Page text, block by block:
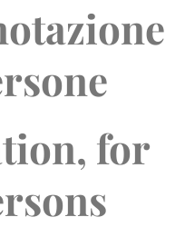
for